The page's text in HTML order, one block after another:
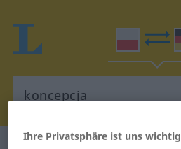
Ihre Privatsphäre ist uns wichtig